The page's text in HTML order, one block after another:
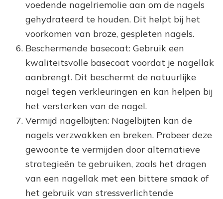
voedende nagelriemolie aan om de nagels
gehydrateerd te houden. Dit helpt bij het
voorkomen van broze, gespleten nagels.
Beschermende basecoat: Gebruik een
kwaliteitsvolle basecoat voordat je nagellak
aanbrengt. Dit beschermt de natuurlijke
nagel tegen verkleuringen en kan helpen bij
het versterken van de nagel.
Vermijd nagelbijten: Nagelbijten kan de
nagels verzwakken en breken. Probeer deze
gewoonte te vermijden door alternatieve
strategieën te gebruiken, zoals het dragen
van een nagellak met een bittere smaak of
het gebruik van stressverlichtende